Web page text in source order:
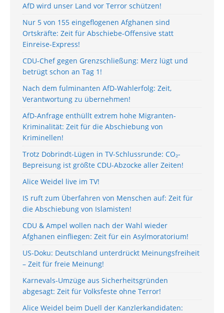
AfD wird unser Land vor Terror schützen!
Nur 5 von 155 eingeflogenen Afghanen sind
Ortskräfte: Zeit für Abschiebe-Offensive statt
Einreise-Express!
CDU-Chef gegen Grenzschließung: Merz lügt und
betrügt schon an Tag 1!
Nach dem fulminanten AfD-Wahlerfolg: Zeit,
Verantwortung zu übernehmen!
AfD-Anfrage enthüllt extrem hohe Migranten-
Kriminalität: Zeit für die Abschiebung von
Kriminellen!
Trotz Dobrindt-Lügen in TV-Schlussrunde: CO₂-
Bepreisung ist größte CDU-Abzocke aller Zeiten!
Alice Weidel live im TV!
IS ruft zum Überfahren von Menschen auf: Zeit für
die Abschiebung von Islamisten!
CDU & Ampel wollen nach der Wahl wieder
Afghanen einfliegen: Zeit für ein Asylmoratorium!
US-Doku: Deutschland unterdrückt Meinungsfreiheit
– Zeit für freie Meinung!
Karnevals-Umzüge aus Sicherheitsgründen
abgesagt: Zeit für Volksfeste ohne Terror!
Alice Weidel beim Duell der Kanzlerkandidaten: